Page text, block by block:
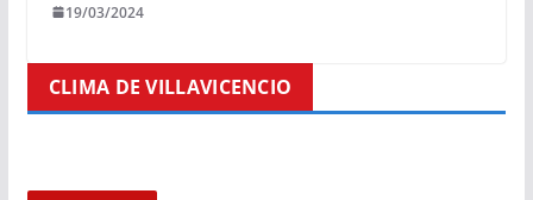
19/03/2024
CLIMA DE VILLAVICENCIO